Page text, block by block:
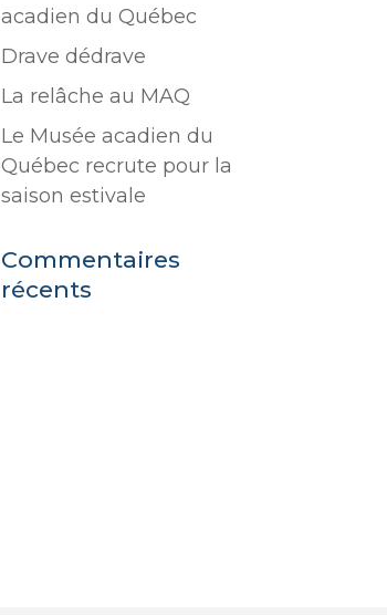
acadien du Québec
Drave dédrave
La relâche au MAQ
Le Musée acadien du
Québec recrute pour la
saison estivale
Commentaires
récents